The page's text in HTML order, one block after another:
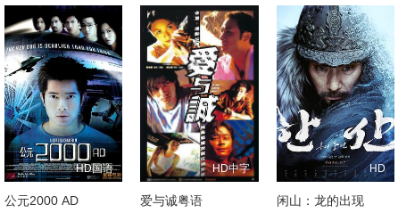
HD国语
公元2000 AD
HD中字
爱与诚粤语
HD
闲山：龙的出现